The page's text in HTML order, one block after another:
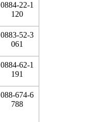
0884-22-1
120
0883-52-3
061
0884-62-1
191
088-674-6
788